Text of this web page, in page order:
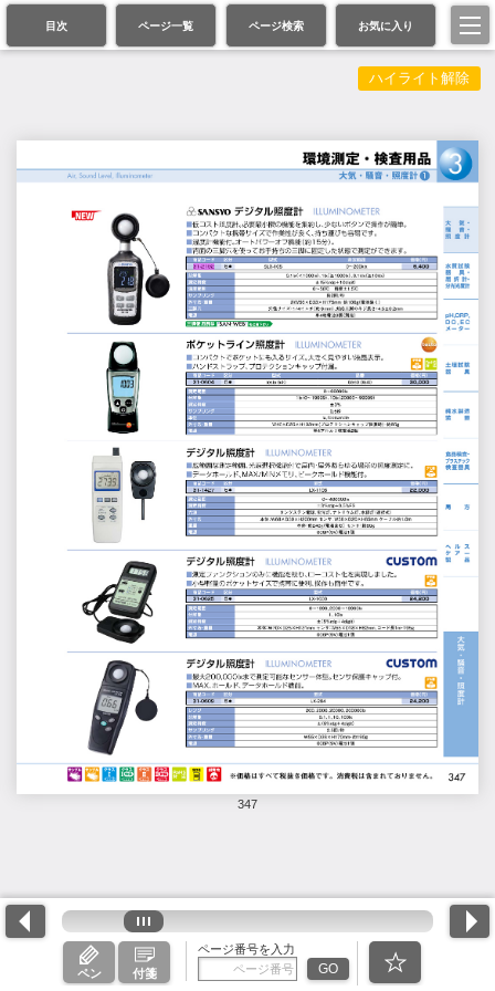
目次 ページ一覧 ページ検索 お気に入り
347
ペン 付箋
ページ番号を入力
GO
ハイライト解除